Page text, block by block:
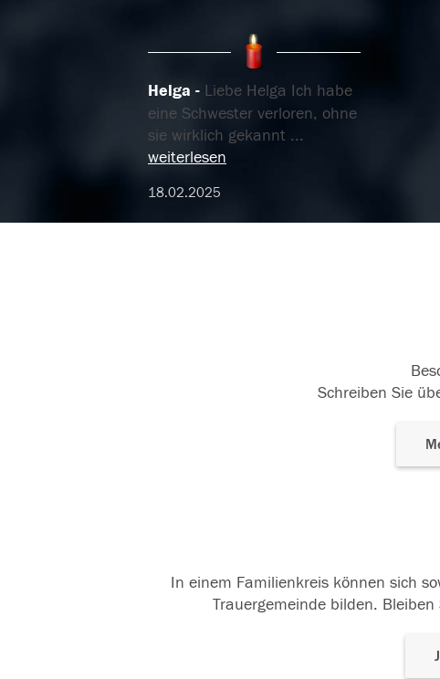
Helga
Liebe Helga Ich habe
eine Schwester verloren, ohne
sie wirklich gekannt ...
weiterlesen
18.02.2025
Schreiben Sie
In einem Familienkreis können sich
Trauergemeinde bilden.